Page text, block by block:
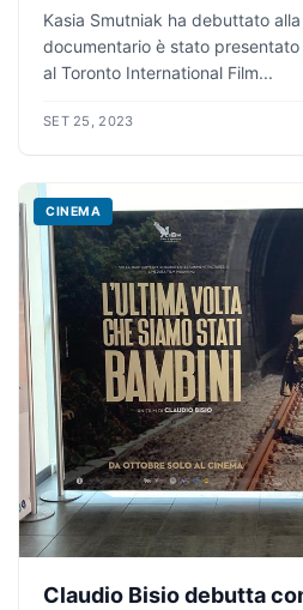
Kasia Smutniak ha debuttato
documentario è stato
al Toronto International Film...
SET 25, 2023
CINEMA
Claudio Bisio debutta